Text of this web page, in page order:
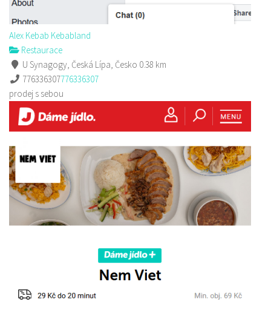
Alex Kebab Kebabland
Restaurace
U Synagogy, Česká Lípa, Česko 0.38 km
776336307776336307
prodej s sebou